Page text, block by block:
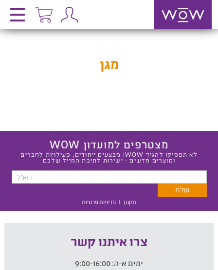
מגן
מצטרפים למועדון WOW
לא תפסיקו להגיד WOW! מבצעים ייחודים, פעילויות לחברים
ומוצרים חדשים - ישירות לתיבת המייל שלכם
תקנון | מדיניות פרטיות
צרו איתנו קשר
ימים א-ה: